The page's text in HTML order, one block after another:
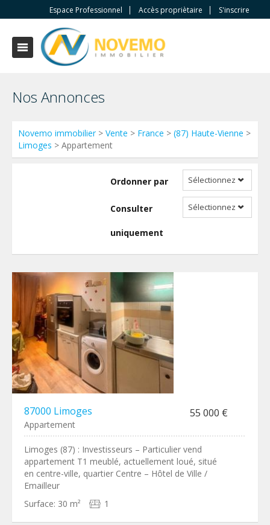
Espace Professionnel Accès propriètaire S'inscrire
Nos Annonces
Novemo immobilier> Vente > France > (87) Haute-Vienne >
Limoges > Appartement
Ordonner par Sélectionnez
Consulter
uniquement
Sélectionnez
87000 Limoges 55 000 €
Appartement
Limoges (87) : Investisseurs – Particulier vend
appartement T1 meublé, actuellement loué, situé
en centre-ville, quartier Centre – Hôtel de Ville /
Emailleur
Surface: 30 m² 1